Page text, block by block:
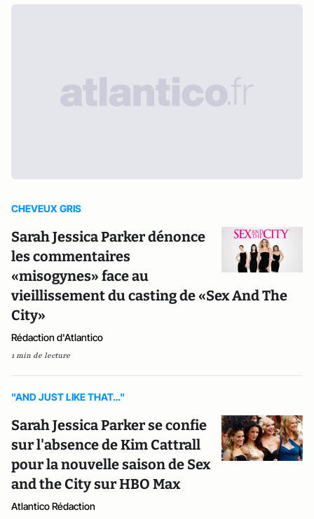
CHEVEUX GRIS
Sarah Jessica Parker dénonce
les commentaires
«misogynes» face au
vieillissement du casting de «Sex And The
City»
Rédaction d'Atlantico
1 min de lecture
"AND JUST LIKE THAT…"
Sarah Jessica Parker se confie
sur l'absence de Kim Cattrall
pour la nouvelle saison de Sex
and the City sur HBO Max
Atlantico Rédaction